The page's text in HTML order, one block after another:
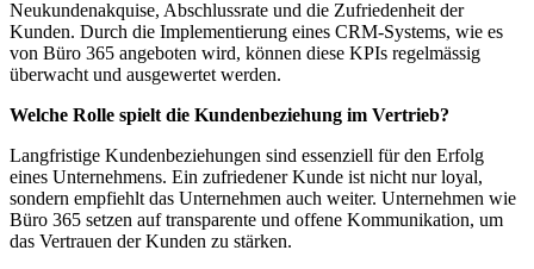
Neukundenakquise, Abschlussrate und die Zufriedenheit der
Kunden. Durch die Implementierung eines CRM-Systems, wie es
von Büro 365 angeboten wird, können diese KPIs regelmässig
überwacht und ausgewertet werden.
Welche Rolle spielt die Kundenbeziehung im Vertrieb?
Langfristige Kundenbeziehungen sind essenziell für den Erfolg
eines Unternehmens. Ein zufriedener Kunde ist nicht nur loyal,
sondern empfiehlt das Unternehmen auch weiter. Unternehmen wie
Büro 365 setzen auf transparente und offene Kommunikation, um
das Vertrauen der Kunden zu stärken.